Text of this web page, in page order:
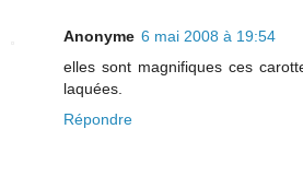
Anonyme 6 mai 2008 à 19:54
elles sont magnifiques ces
laquées.
Répondre